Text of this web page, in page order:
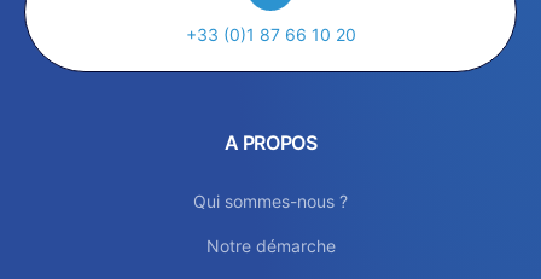
+33 (0)1 87 66 10 20
A PROPOS
Qui sommes-nous ?
Notre démarche